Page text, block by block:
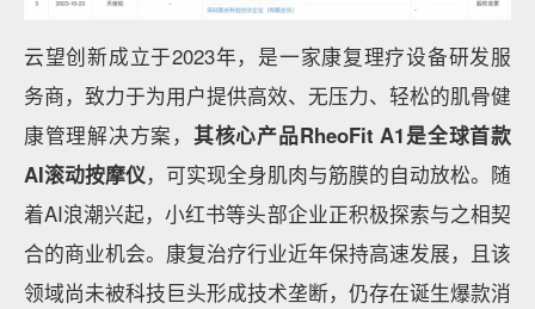
云望创新成立于2023年，是一家康复理疗设备研发服
务商，致力于为用户提供高效、无压力、轻松的肌骨健
康管理解决方案， 其核心产品RheoFit A1是全球首款
AI滚动按摩仪，可实现全身肌肉与筋膜的自动放松。随
着AI浪潮兴起，小红书等头部企业正积极探索与之相契
合的商业机会。康复治疗行业近年保持高速发展，且该
领域尚未被科技巨头形成技术垄断，仍存在诞生爆款消